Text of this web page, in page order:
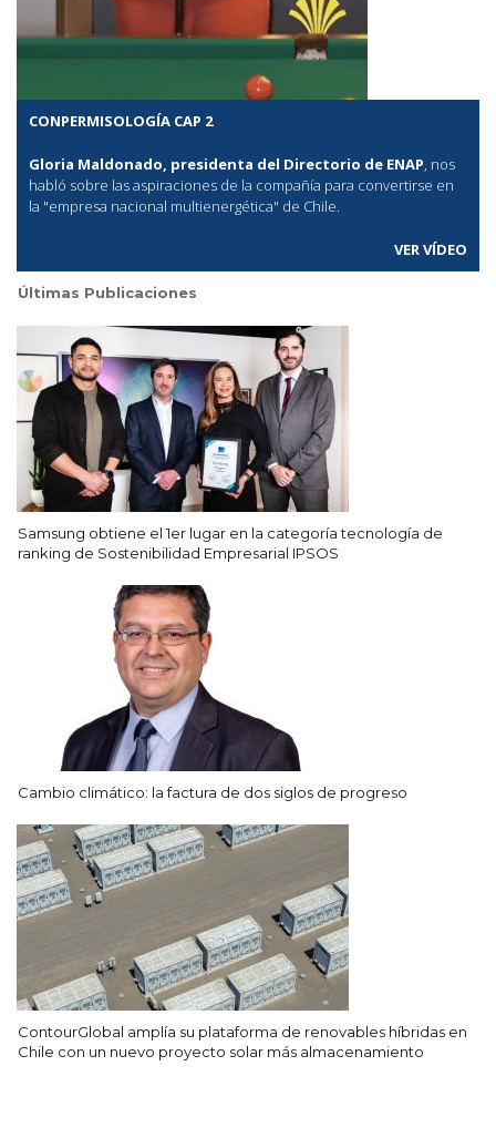
CONPERMISOLOGÍA CAP 2
Gloria Maldonado, presidenta del Directorio de ENAP , nos
habló sobre las aspiraciones de la compañía para convertirse en
la "empresa nacional multienergética" de Chile.
VER VÍDEO
Últimas Publicaciones
Samsung obtiene el 1er lugar en la categoría tecnología de
ranking de Sostenibilidad Empresarial IPSOS
Cambio climático: la factura de dos siglos de progreso
ContourGlobal amplía su plataforma de renovables híbridas en
Chile con un nuevo proyecto solar más almacenamiento